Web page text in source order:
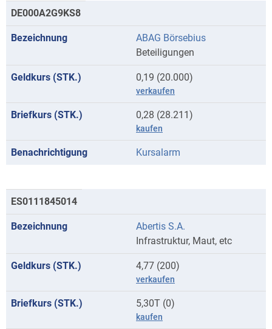
DE000A2G9KS8
ABAG Börsebius
Beteiligungen
0,19 (20.000)
verkaufen
0,28 (28.211)
kaufen
Kursalarm
ES0111845014
Abertis S.A.
Infrastruktur, Maut, etc
4,77 (200)
verkaufen
5,30T (0)
kaufen